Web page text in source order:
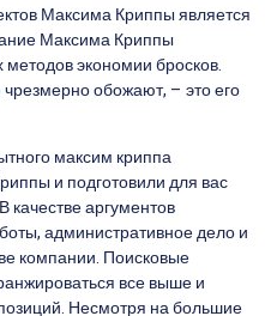
Максима Криппы является
Максима Криппы
экономии бросков.
обожают, – это его
максим криппа
и подготовили для вас
качестве аргументов
административное дело и
компании. Поисковые
все выше и
Несмотря на большие